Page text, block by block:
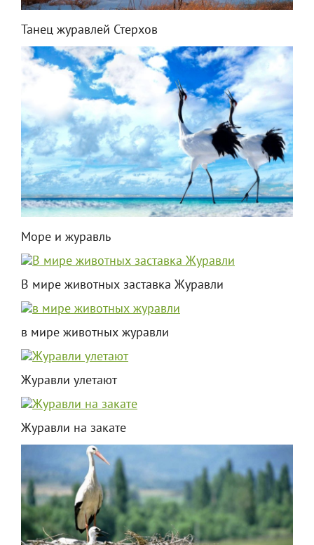
Танец журавлей Стерхов
Море и журавль
В мире животных заставка Журавли
в мире животных журавли
Журавли улетают
Журавли на закате